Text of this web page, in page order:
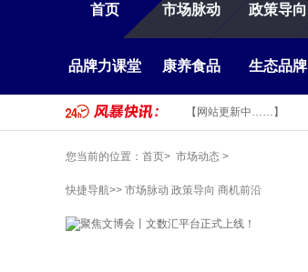
首页 市场脉动 政策导向
品牌力课堂 康养食品 生态品牌
【网站更新中……】
您当前的位置： 首页> 市场动态 >
快捷导航>> 市场脉动 政策导向 商机前沿